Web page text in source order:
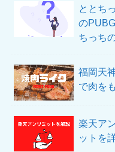
ととち
の
ちっち
福岡天
で肉を
楽天ア
ットを